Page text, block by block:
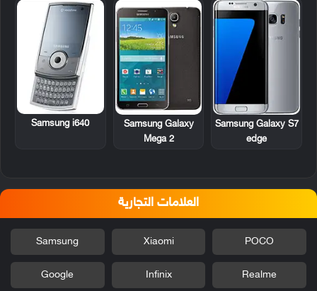
Samsung Galaxy S7
edge
Samsung Galaxy
Mega 2
Samsung i640
العلامات التجارية
POCO
Xiaomi
Samsung
Realme
Infinix
Google